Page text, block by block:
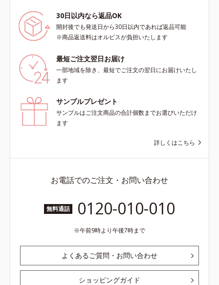
30日以内なら返品OK
開封後でも発送日から30日以内であれば返品可能
※商品返送料はオルビスが負担いたします
最短ご注文翌日お届け
一部地域を除き、最短でご注文の翌日にお届けいたし
ます
サンプルプレゼント
サンプルはご注文商品の合計個数までお選びいただけ
ます
詳しくはこちら
お電話でのご注文・お問い合わせ
無料通話 0120-010-010
午前9時より午後7時まで
よくあるご質問・お問い合わせ
ショッピングガイド